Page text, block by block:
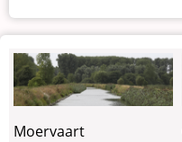
Moervaart